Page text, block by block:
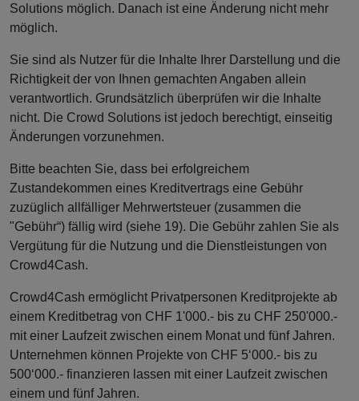
Solutions möglich. Danach ist eine Änderung nicht mehr
möglich.
Sie sind als Nutzer für die Inhalte Ihrer Darstellung und die
Richtigkeit der von Ihnen gemachten Angaben allein
verantwortlich. Grundsätzlich überprüfen wir die Inhalte
nicht. Die Crowd Solutions ist jedoch berechtigt, einseitig
Änderungen vorzunehmen.
Bitte beachten Sie, dass bei erfolgreichem
Zustandekommen eines Kreditvertrags eine Gebühr
zuzüglich allfälliger Mehrwertsteuer (zusammen die
"Gebühr“) fällig wird (siehe 19). Die Gebühr zahlen Sie als
Vergütung für die Nutzung und die Dienstleistungen von
Crowd4Cash.
Crowd4Cash ermöglicht Privatpersonen Kreditprojekte ab
einem Kreditbetrag von CHF 1'000.- bis zu CHF 250'000.-
mit einer Laufzeit zwischen einem Monat und fünf Jahren.
Unternehmen können Projekte von CHF 5‘000.- bis zu
500‘000.- finanzieren lassen mit einer Laufzeit zwischen
einem und fünf Jahren.